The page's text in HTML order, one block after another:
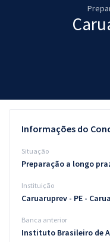
Questões grátis
Blog
Aprovados
Informações do
Situação
Preparação a longo
Instituição
Caruaruprev - PE -
Banca anterior
Instituto Brasileiro de